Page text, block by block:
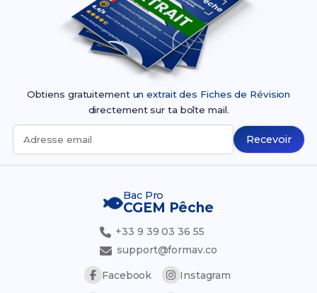
Obtiens gratuitement un extrait des Fiches de Révision
directement sur ta boîte mail.
Adresse email Recevoir
Bac Pro
CGEM Pêche
+33 9 39 03 36 55
support@formav.co
Facebook
Instagram